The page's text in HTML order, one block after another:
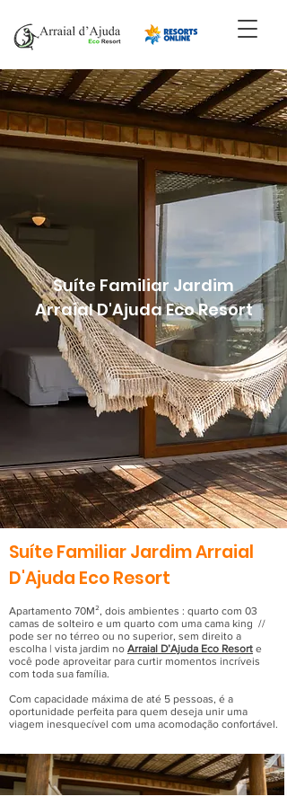
Suíte Familiar Jardim
Arraial D'Ajuda Eco Resort
Suíte Familiar Jardim Arraial
D'Ajuda Eco Resort
Apartamento 70M², dois ambientes : quarto com 03
camas de solteiro e um quarto com uma cama king //
pode ser no térreo ou no superior, sem direito a
escolha | vista jardim no Arraial D’Ajuda Eco Resort e
você pode aproveitar para curtir momentos incríveis
com toda sua família.
Com capacidade máxima de até 5 pessoas, é a
oportunidade perfeita para quem deseja unir uma
viagem inesquecível com uma acomodação confortável.